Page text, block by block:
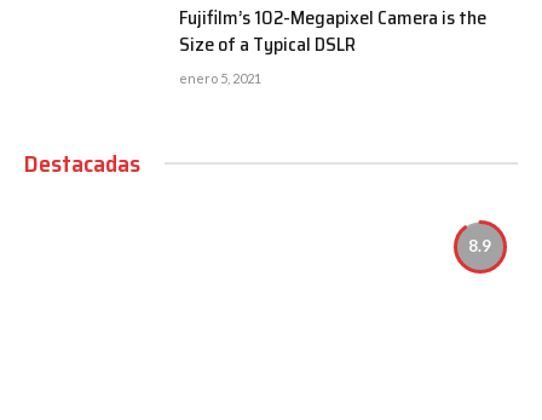
Fujifilm’s 102-Megapixel Camera is the
Size of a Typical DSLR
enero 5, 2021
Destacadas
8.9